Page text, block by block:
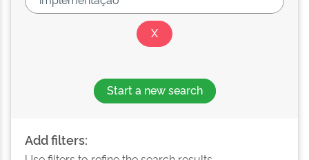
Start a new search
Add filters: